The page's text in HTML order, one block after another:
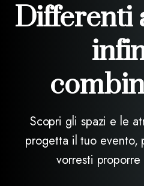
Differenti
Scopri gli spazi e le
progetta il tuo evento,
vorresti